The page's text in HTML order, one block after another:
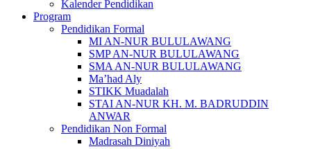
Kalender Pendidikan
Program
Pendidikan Formal
MI AN-NUR BULULAWANG
SMP AN-NUR BULULAWANG
SMA AN-NUR BULULAWANG
Ma’had Aly
STIKK Muadalah
STAI AN-NUR KH. M. BADRUDDIN
ANWAR
Pendidikan Non Formal
Madrasah Diniyah